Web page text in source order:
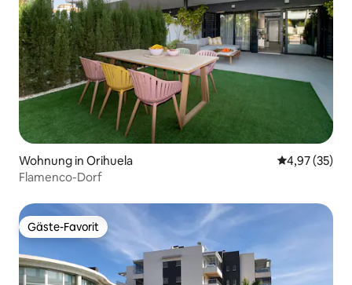
Wohnung in Orihuela
4,97 (35)
Flamenco-Dorf
Gäste-Favorit
Gäste-Favorit